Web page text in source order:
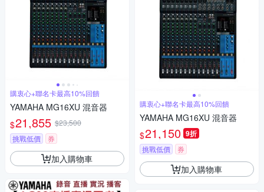
購衷心+聯名卡最高10%回饋
YAMAHA MG16XU 混音器
$21,855 $23,500
挑戰低價
券
加入購物車
購衷心+聯名卡最高10%回饋
YAMAHA MG16XU 混音器
$21,150 9折
挑戰低價 券
加入購物車